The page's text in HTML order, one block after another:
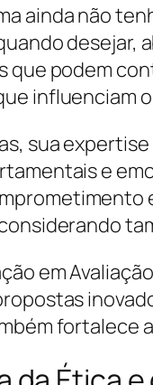
ainda não
desejar,
que podem
influenciam
sua
e
em
fortalece